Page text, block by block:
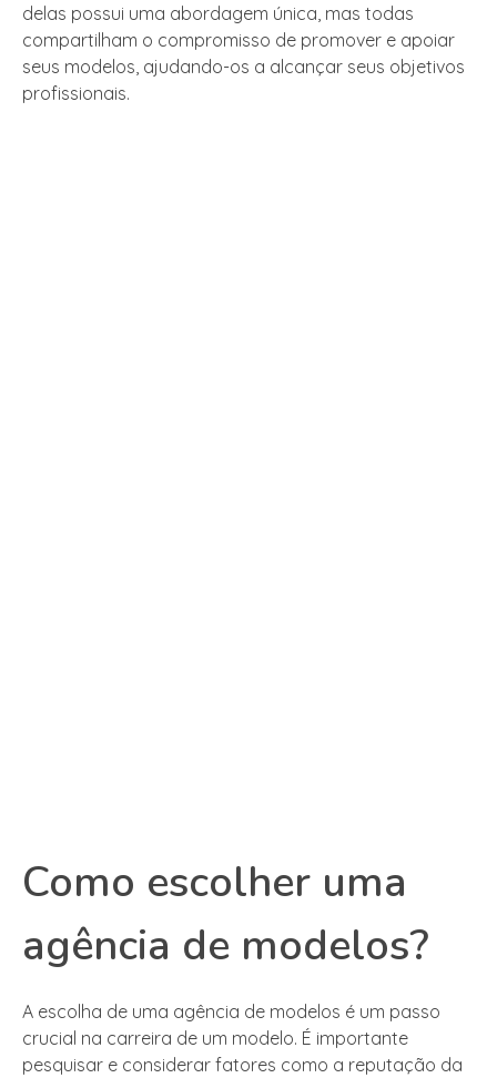
delas possui uma abordagem única, mas todas
compartilham o compromisso de promover e apoiar
seus modelos, ajudando-os a alcançar seus objetivos
profissionais.
Como escolher uma
agência de modelos?
A escolha de uma agência de modelos é um passo
crucial na carreira de um modelo. É importante
pesquisar e considerar fatores como a reputação da